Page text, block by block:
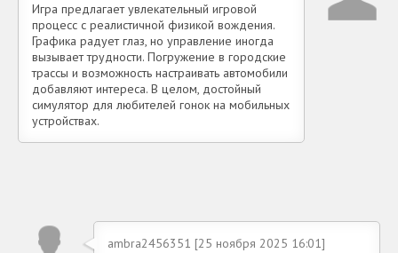
Игра предлагает увлекательный игровой
процесс с реалистичной физикой вождения.
Графика радует глаз, но управление иногда
вызывает трудности. Погружение в городские
трассы и возможность настраивать автомобили
добавляют интереса. В целом, достойный
симулятор для любителей гонок на мобильных
устройствах.
ambra2456351 [25 ноября 2025 16:01]